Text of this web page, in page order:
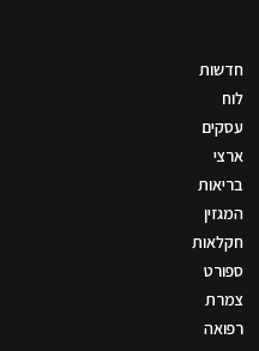
חדשות
לוח
עסקים
ארצי
בריאות
המגזין
חקלאות
ספורט
צמרת
רפואה